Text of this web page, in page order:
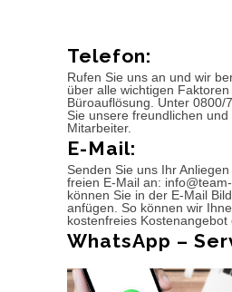
Telefon:
Rufen Sie uns an und wir
über alle wichtigen
Büroauflösung. Unter 0800/
Sie unsere freundlichen
Mitarbeiter.
E-Mail:
Senden Sie uns Ihr
freien E-Mail an:
können Sie in der E-Mail
anfügen. So können wir
kostenfreies Kostenangebot
WhatsApp –